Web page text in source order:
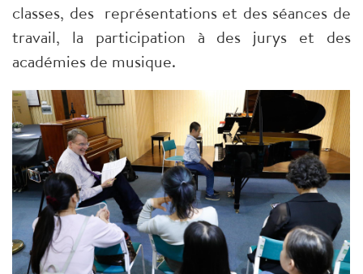
classes, des représentations et des séances de
travail, la participation à des jurys et des
académies de musique.